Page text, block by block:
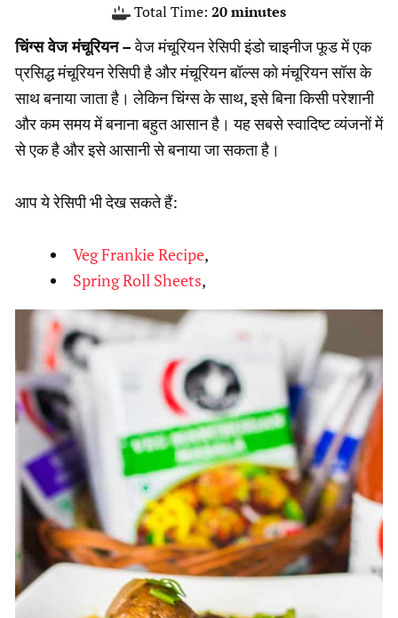
Total Time:20minutes
minutes
चिंग्स वेज मंचूरियन –वेज मंचूरियन रेसिपी इंडो चाइनीज फूड में एक
प्रसिद्ध मंचूरियन रेसिपी है और मंचूरियन बॉल्स को मंचूरियन सॉस के
साथ बनाया जाता है। लेकिन चिंग्स के साथ, इसे बिना किसी परेशानी
और कम समय में बनाना बहुत आसान है। यह सबसे स्वादिष्ट व्यंजनों में
से एक है और इसे आसानी से बनाया जा सकता है।
आप ये रेसिपी भी देख सकते हैं:
Veg Frankie Recipe,
Spring Roll Sheets,